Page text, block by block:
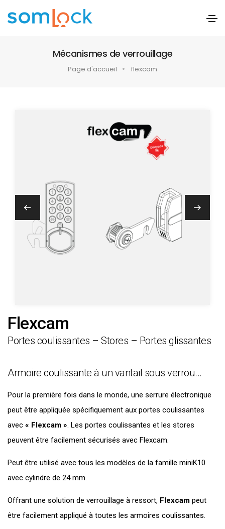
Mécanismes de verrouillage
Page d'accueil flexcam
Flexcam
Portes coulissantes – Stores – Portes glissantes
Armoire coulissante à un vantail sous verrou...
Pour la première fois dans le monde, une serrure électronique
peut être appliquée spécifiquement aux portes coulissantes
avec « Flexcam ». Les portes coulissantes et les stores
peuvent être facilement sécurisés avec Flexcam.
Peut être utilisé avec tous les modèles de la famille miniK10
avec cylindre de 24 mm.
Offrant une solution de verrouillage à ressort, Flexcam peut
être facilement appliqué à toutes les armoires coulissantes.